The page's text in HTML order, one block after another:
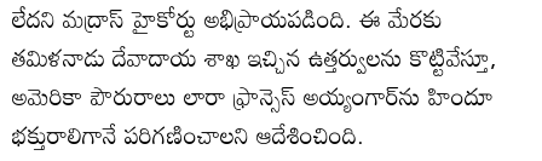
లేదని మద్రాస్ హైకోర్టు అభిప్రాయపడింది. ఈ మేరకు
తమిళనాడు దేవాదాయ శాఖ ఇచ్చిన ఉత్తర్వులను కొట్టివేస్తూ,
అమెరికా పౌరురాలు లారా ఫ్రాన్సెస్ అయ్యంగార్‌ను హిందూ
భక్తురాలిగానే పరిగణించాలని ఆదేశించింది.